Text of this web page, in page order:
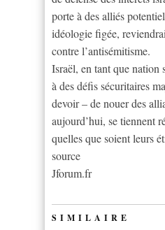
porte à des alliés
idéologie figée,
contre l’antisémitisme.
Israël, en tant que nation
à des défis sécuritaires
devoir – de nouer des
aujourd’hui, se tiennent
quelles que soient leurs
source
Jforum.fr
SIMILAIRE